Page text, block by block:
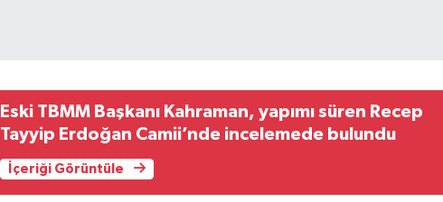
Eski TBMM Başkanı Kahraman, yapımı süren Recep
Tayyip Erdoğan Camii’nde incelemede bulundu
İçeriği Görüntüle